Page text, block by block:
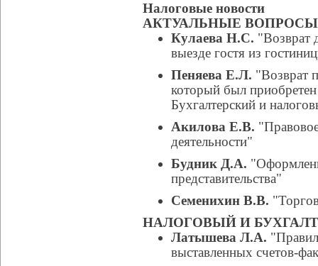
Налоговые новости
АКТУАЛЬНЫЕ
Кулаева Н.С. "Возврат
выезде гостя из
Пеняева Е.Л. "Возврат
который был
Бухгалтерский и
Акилова Е.В.
деятельности"
Будник Д.А.
представительства"
Семенихин В.В.
НАЛОГОВЫЙ И
Латышева Л.А.
выставленных счетов-